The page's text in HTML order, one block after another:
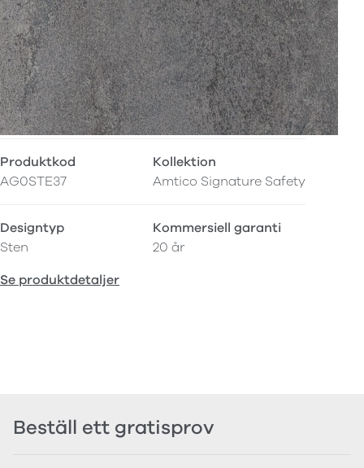
Produktkod
AG0STE37
Kollektion
Amtico Signature Safety
Designtyp
Sten
Kommersiell garanti
20 år
Se produktdetaljer
Beställ ett gratisprov